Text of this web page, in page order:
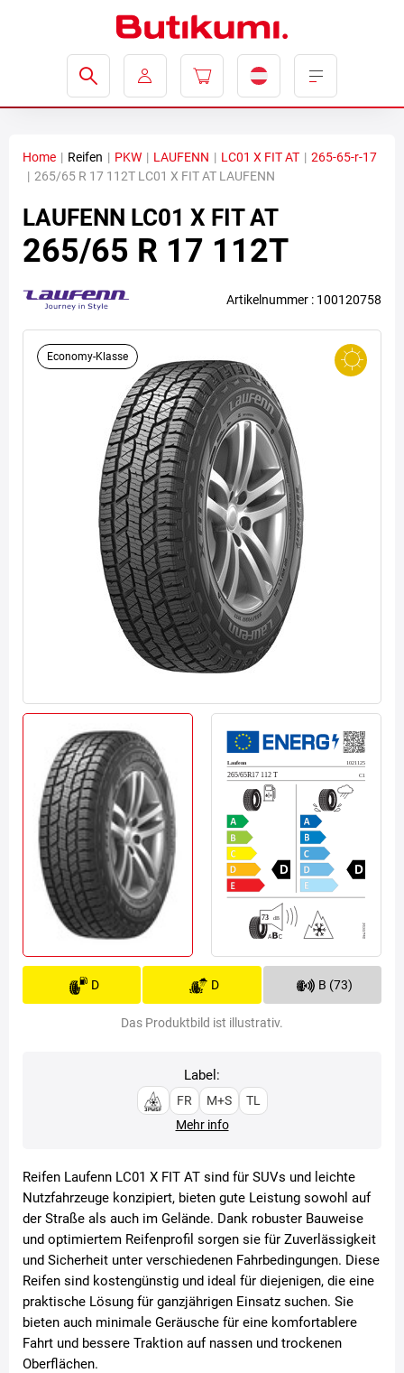
Economy-Klasse
D D B (73)
Das Produktbild ist illustrativ.
Home | Reifen | PKW | LAUFENN | LC01 X FIT AT | 265-65-r-17
| 265/65 R 17 112T LC01 X FIT AT LAUFENN
LAUFENN LC01 X FIT AT
265/65 R 17 112T
Artikelnummer : 100120758
Label:
FR M+S
TL
Mehr info
Reifen Laufenn LC01 X FIT AT sind für SUVs und leichte
Nutzfahrzeuge konzipiert, bieten gute Leistung sowohl auf
der Straße als auch im Gelände. Dank robuster Bauweise
und optimiertem Reifenprofil sorgen sie für Zuverlässigkeit
und Sicherheit unter verschiedenen Fahrbedingungen. Diese
Reifen sind kostengünstig und ideal für diejenigen, die eine
praktische Lösung für ganzjährigen Einsatz suchen. Sie
bieten auch minimale Geräusche für eine komfortablere
Fahrt und bessere Traktion auf nassen und trockenen
Oberflächen.